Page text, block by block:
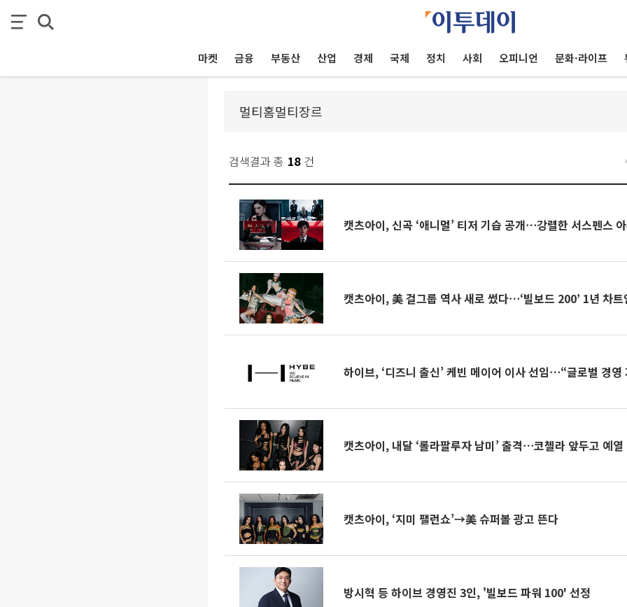
마켓 금융 부동산 산업 경제 국제 정치 사회 오피니언 문화·라이프
검색결과 총 18 건
캣츠아이, 신곡 ‘애니멀’ 티저 기습 공개⋯강렬한 서스펜스
캣츠아이, 美 걸그룹 역사 새로 썼다⋯‘빌보드 200’ 1년 차트
하이브, ‘디즈니 출신’ 케빈 메이어 이사 선임⋯“글로벌 경영
캣츠아이, 내달 ‘롤라팔루자 남미’ 출격⋯코첼라 앞두고 예열
캣츠아이, ‘지미 팰런쇼’→美 슈퍼볼 광고 뜬다
방시혁 등 하이브 경영진 3인, '빌보드 파워 100' 선정